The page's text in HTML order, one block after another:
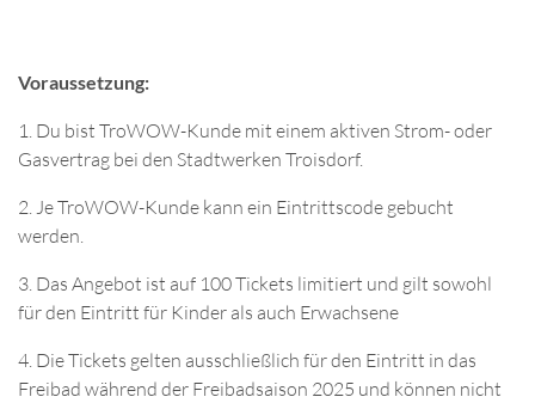
Voraussetzung:
1. Du bist TroWOW-Kunde mit einem aktiven Strom- oder
Gasvertrag bei den Stadtwerken Troisdorf.
2. Je TroWOW-Kunde kann ein Eintrittscode gebucht
werden.
3. Das Angebot ist auf 100 Tickets limitiert und gilt sowohl
für den Eintritt für Kinder als auch Erwachsene
4. Die Tickets gelten ausschließlich für den Eintritt in das
Freibad während der Freibadsaison 2025 und können nicht